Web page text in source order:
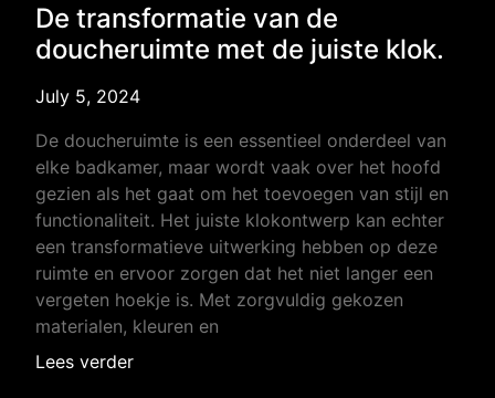
De transformatie van de
doucheruimte met de juiste klok.
July 5, 2024
De doucheruimte is een essentieel onderdeel van
elke badkamer, maar wordt vaak over het hoofd
gezien als het gaat om het toevoegen van stijl en
functionaliteit. Het juiste klokontwerp kan echter
een transformatieve uitwerking hebben op deze
ruimte en ervoor zorgen dat het niet langer een
vergeten hoekje is. Met zorgvuldig gekozen
materialen, kleuren en
Lees verder